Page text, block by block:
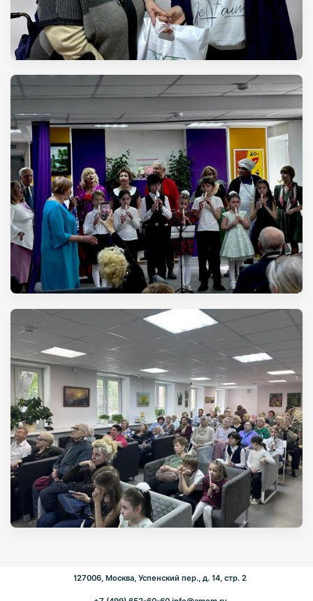
127006, Москва, Успенский пер., д. 14, стр. 2